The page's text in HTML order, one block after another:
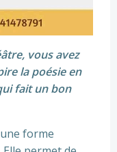
vous avez
la poésie en
fait un bon
forme